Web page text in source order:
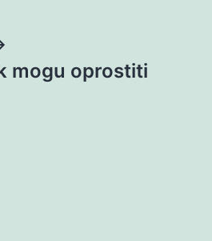
mogu oprostiti